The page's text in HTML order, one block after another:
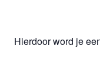
Hierdoor word je